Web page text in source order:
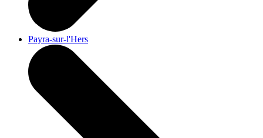
Payra-sur-l'Hers